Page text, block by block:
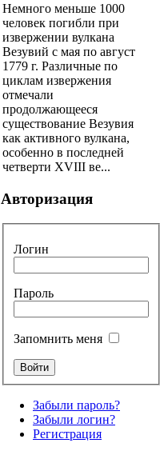
Немного меньше 1000
человек погибли при
извержении вулкана
Везувий с мая по август
1779 г. Различные по
циклам извержения
отмечали
продолжающееся
существование Везувия
как активного вулкана,
особенно в последней
четверти XVIII ве...
Авторизация
Логин
Пароль
Запомнить меня
Забыли пароль?
Забыли логин?
Регистрация